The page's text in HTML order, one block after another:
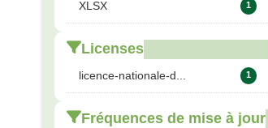
XLSX 1
Licenses
licence-nationale-d... 1
Fréquences de mise à jour